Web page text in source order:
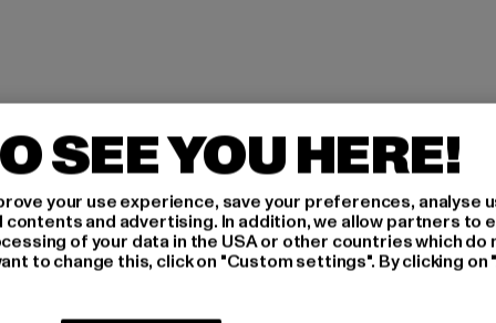
AN,
SEE YOU HERE!
your use experience, save your preferences, analyse
and advertising. In addition, we allow partners to
of your data in the USA or other countries which do
to change this, click on "Custom settings". By clicking